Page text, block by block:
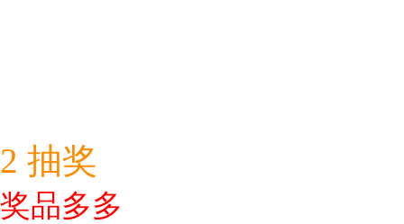
2 抽奖
奖品多多